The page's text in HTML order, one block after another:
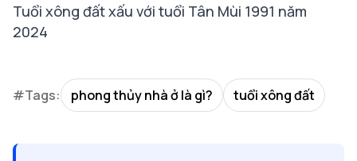
Tuổi xông đất xấu với tuổi Tân Mùi 1991 năm
2024
#Tags: phong thủy nhà ở là gì? tuổi xông đất